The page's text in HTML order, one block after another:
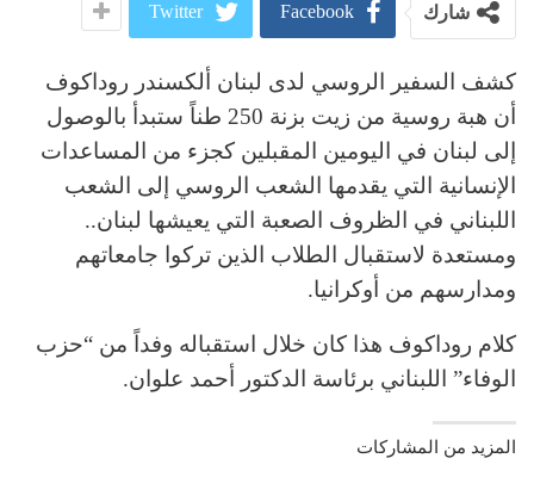
شارك Facebook
Twitter
كشف السفير الروسي لدى لبنان ألكسندر روداكوف
أن هبة روسية من زيت بزنة 250 طناً ستبدأ بالوصول
إلى لبنان في اليومين المقبلين كجزء من المساعدات
الإنسانية التي يقدمها الشعب الروسي إلى الشعب
اللبناني في الظروف الصعبة التي يعيشها لبنان..
ومستعدة لاستقبال الطلاب الذين تركوا جامعاتهم
ومدارسهم من أوكرانيا.
كلام روداكوف هذا كان خلال استقباله وفداً من “حزب
الوفاء” اللبناني برئاسة الدكتور أحمد علوان.
المزيد من المشاركات